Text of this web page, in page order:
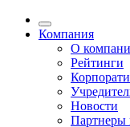
Компания
О
Рейтинги
Новости
Партнеры